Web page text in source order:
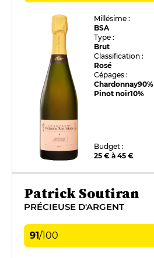
Millésime :
BSA
Type :
Brut
Classification :
Rosé
Cépages :
Chardonnay90%
Pinot noir10%
Budget :
25 € à 45 €
Patrick Soutiran
PRÉCIEUSE D'ARGENT
91/100